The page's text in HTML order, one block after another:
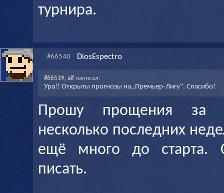
турнира.
#66540 DiosEspectro
#66539, aifнаписал:
Ура!! Открыты прогнозы на,,Премьер-Лигу". Спасибо!
Прошу прощения за
несколько последних
ещё много до старта.
писать.